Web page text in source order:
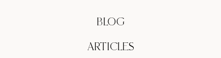
BLOG
ARTICLES